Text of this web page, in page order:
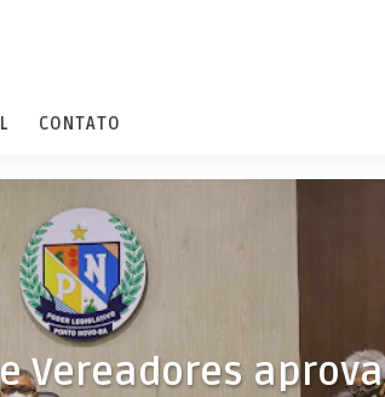
CONTATO
Vereadores aprova